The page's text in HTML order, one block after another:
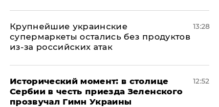
Крупнейшие украинские
супермаркеты остались без продуктов
из-за российских атак
13:28
Исторический момент: в столице
Сербии в честь приезда Зеленского
прозвучал Гимн Украины
12:52